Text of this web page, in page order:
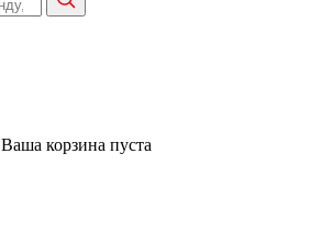
Ваша корзина пуста